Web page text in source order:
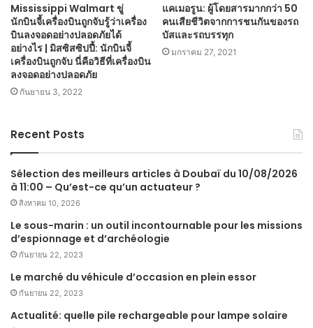
Mississippi Walmart ขู่
นักบินจี้เครื่องบินถูกจับรู้ว่าเครื่อง
บินลงจอดอย่างปลอดภัยได้
อย่างไร | มิสซิสซิปปี้: นักบินจี้
เครื่องบินถูกจับ นี่คือวิธีที่เครื่องบิน
ลงจอดอย่างปลอดภัย
กันยายน 3, 2022
แคเมอรูน: ผู้โดยสารมากกว่า 50
คนเสียชีวิตจากการชนกันของรถ
บัสและรถบรรทุก
มกราคม 27, 2021
Recent Posts
Sélection des meilleurs articles à Doubaï du 10/08/2026
à 11:00 – Qu’est-ce qu’un actuateur ?
สิงหาคม 10, 2026
Le sous-marin : un outil incontournable pour les missions
d’espionnage et d’archéologie
กันยายน 22, 2023
Le marché du véhicule d’occasion en plein essor
กันยายน 22, 2023
Actualité: quelle pile rechargeable pour lampe solaire